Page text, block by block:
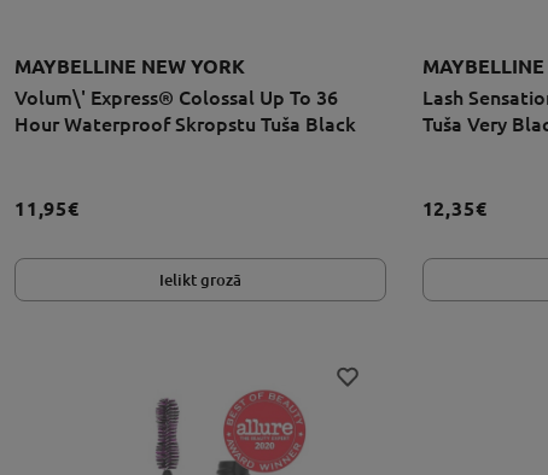
MAYBELLINE NEW YORK
Volum\' Express® Colossal Up To 36
Hour Waterproof Skropstu Tuša Black
11,95€
Ielikt grozā
Lash
Tuša Very
12,35€